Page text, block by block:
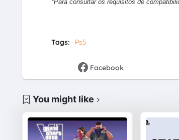
*Para consultar os requisitos de
Tags: Ps5
Facebook
You might like